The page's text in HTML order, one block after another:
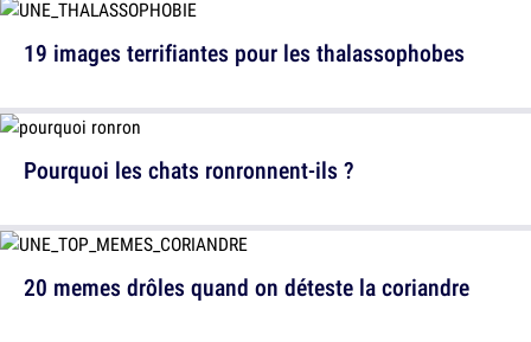
Pourquoi les chats ronronnent-ils ?
19 images terrifiantes pour les thalassophobes
20 memes drôles quand on déteste la coriandre